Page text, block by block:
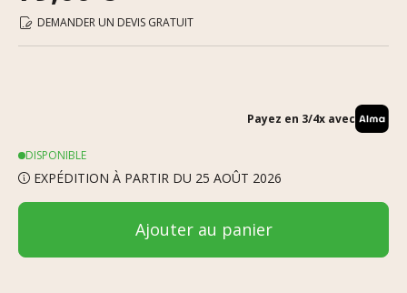
DEMANDER UN DEVIS GRATUIT
Payez en 3/4x avec
DISPONIBLE
EXPÉDITION À PARTIR DU 25 AOÛT 2026
Ajouter au panier